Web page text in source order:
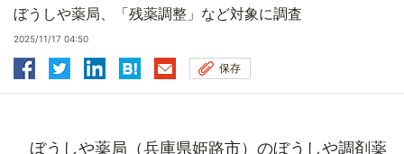
ぼうしや薬局、「残薬調整」など対象に調査
2025/11/17 04:50
保存
ぼうしや薬局（兵庫県姫路市）のぼうしや調剤薬